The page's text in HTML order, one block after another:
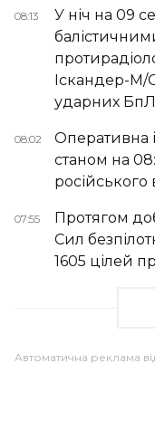
08:13
У ніч на 09
Іскандер-М/
ударних
08:02
Оперативна
станом на
російського
07:55
Протягом
Сил
1605 цілей
Автоматична реклама